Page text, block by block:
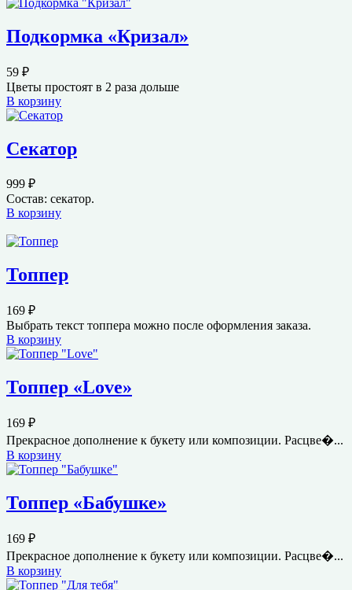
Подкормка «Кризал»
59 ₽
Цветы простоят в 2 раза дольше
В корзину
Секатор
999 ₽
Состав: секатор.
В корзину
Топпер
169 ₽
Выбрать текст топпера можно после оформления заказа.
В корзину
Топпер «Love»
169 ₽
Прекрасное дополнение к букету или композиции. Расцве�...
В корзину
Топпер «Бабушке»
169 ₽
Прекрасное дополнение к букету или композиции. Расцве�...
В корзину